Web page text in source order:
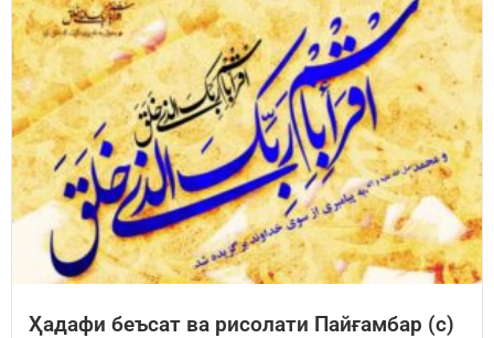
Ҳадафи беъсат ва рисолати Пайғамбар (с)